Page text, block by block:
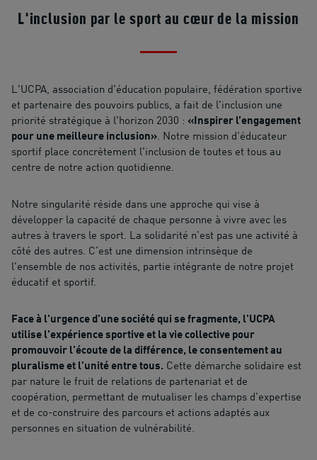
L'inclusion par le sport au cœur de la mission
L'UCPA, association d'éducation populaire, fédération sportive
et partenaire des pouvoirs publics, a fait de l'inclusion une
priorité stratégique à l'horizon 2030 : «Inspirer l’engagement
pour une meilleure inclusion». Notre mission d’éducateur
sportif place concrètement l'inclusion de toutes et tous au
centre de notre action quotidienne.
Notre singularité réside dans une approche qui vise à
développer la capacité de chaque personne à vivre avec les
autres à travers le sport. La solidarité n’est pas une activité à
côté des autres. C’est une dimension intrinsèque de
l'ensemble de nos activités, partie intégrante de notre projet
éducatif et sportif.
Face à l'urgence d'une société qui se fragmente, l'UCPA
utilise l'expérience sportive et la vie collective pour
promouvoir l'écoute de la différence, le consentement au
pluralisme et l'unité entre tous. Cette démarche solidaire est
par nature le fruit de relations de partenariat et de
coopération, permettant de mutualiser les champs d’expertise
et de co-construire des parcours et actions adaptés aux
personnes en situation de vulnérabilité.